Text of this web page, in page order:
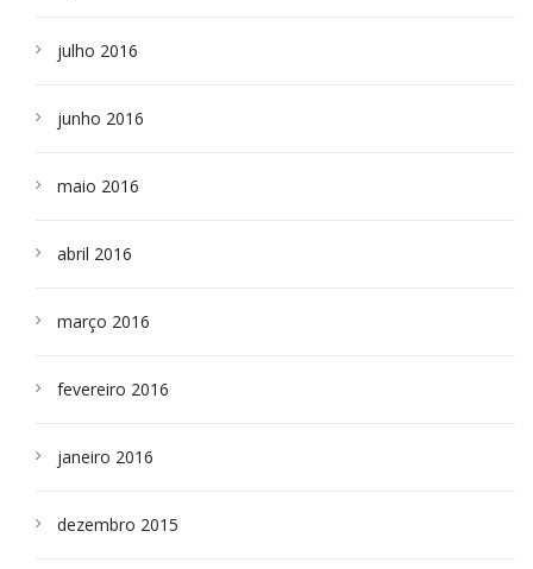
julho 2016
junho 2016
maio 2016
abril 2016
março 2016
fevereiro 2016
janeiro 2016
dezembro 2015